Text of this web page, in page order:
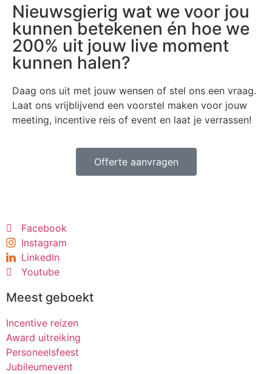
Nieuwsgierig wat we voor jou
kunnen betekenen én hoe we
200% uit jouw live moment
kunnen halen?
Daag ons uit met jouw wensen of stel ons een vraag.
Laat ons vrijblijvend een voorstel maken voor jouw
meeting, incentive reis of event en laat je verrassen!
Offerte aanvragen
Facebook
Instagram
LinkedIn
Youtube
Meest geboekt
Incentive reizen
Award uitreiking
Personeelsfeest
Jubileumevent